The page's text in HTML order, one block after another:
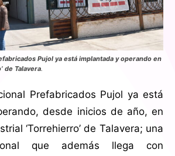
Pujol ya está implantada y operando en
de Talavera.
Prefabricados Pujol ya está
desde inicios de año, en
‘Torrehierro’ de Talavera; una
que además llega con